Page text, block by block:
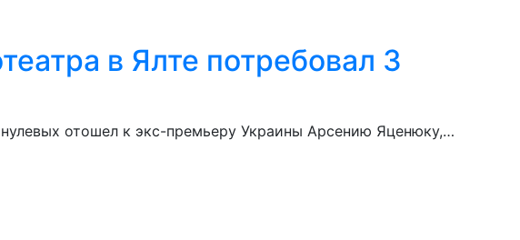
в Ялте потребовал 3
отошел к экс-премьеру Украины Арсению Яценюку,…